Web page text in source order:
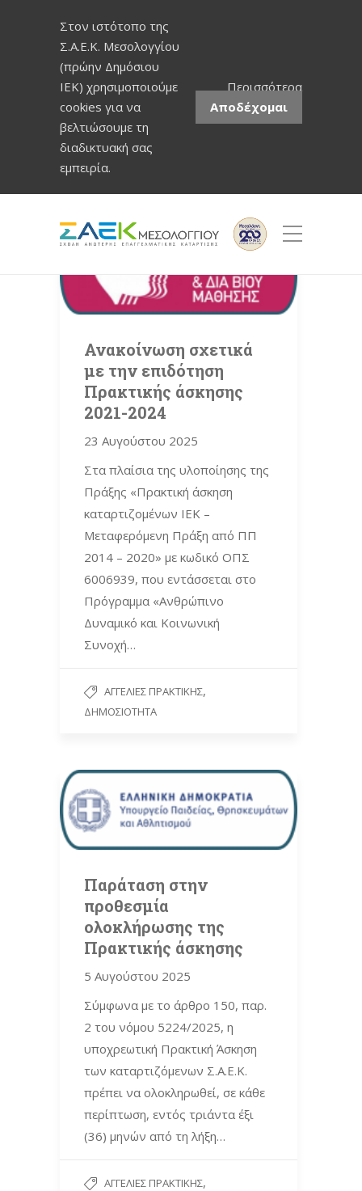
Στον ιστότοπο της
Σ.Α.Ε.Κ. Μεσολογγίου
(πρώην Δημόσιου
ΙΕΚ) χρησιμοποιούμε
cookies για να
βελτιώσουμε τη
διαδικτυακή σας
εμπειρία.
Περισσότερα
Αποδέχομαι
Ανακοίνωση σχετικά
με την επιδότηση
Πρακτικής άσκησης
2021-2024
23 Αυγούστου 2025
Στα πλαίσια της υλοποίησης της
Πράξης «Πρακτική άσκηση
καταρτιζομένων ΙΕΚ –
Μεταφερόμενη Πράξη από ΠΠ
2014 – 2020» με κωδικό ΟΠΣ
6006939, που εντάσσεται στο
Πρόγραμμα «Ανθρώπινο
Δυναμικό και Κοινωνική
Συνοχή…
ΑΓΓΕΛΊΕΣ ΠΡΑΚΤΙΚΉΣ,
ΔΗΜΟΣΙΌΤΗΤΑ
Παράταση στην
προθεσμία
ολοκλήρωσης της
Πρακτικής άσκησης
5 Αυγούστου 2025
Σύμφωνα με τo άρθρο 150, παρ.
2 του νόμου 5224/2025, η
υποχρεωτική Πρακτική Άσκηση
των καταρτιζόμενων Σ.Α.Ε.Κ.
πρέπει να ολοκληρωθεί, σε κάθε
περίπτωση, εντός τριάντα έξι
(36) μηνών από τη λήξη…
ΑΓΓΕΛΊΕΣ ΠΡΑΚΤΙΚΉΣ,